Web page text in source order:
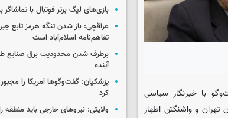
با خبرنگار سیاسی
تهران و واشنگتن اظهار
بازی‌های لیگ برتر فوتبال با تماشاگر
عراقچی: باز شدن تنگه هرمز تابع
تفاهم‌نامه اسلام‌آباد است
برطرف شدن محدودیت‌ برق صنایع
آینده
پزشکیان: گفت‌وگوها آمریکا را
کرد
ولایتی: نیروهای خارجی باید منطقه